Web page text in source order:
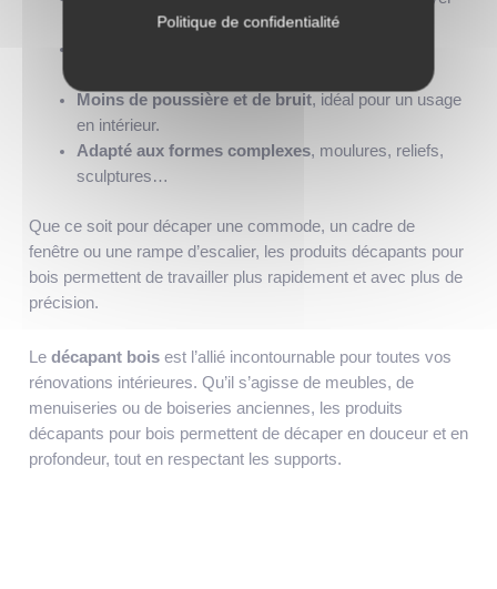
ni l’échauffer.
Moins de poussière et de bruit, idéal pour un usage
en intérieur.
Adapté aux formes complexes, moulures, reliefs,
sculptures…
Que ce soit pour décaper une commode, un cadre de
fenêtre ou une rampe d’escalier, les produits décapants pour
bois permettent de travailler plus rapidement et avec plus de
précision.
Le décapant bois est l’allié incontournable pour toutes vos
rénovations intérieures. Qu’il s’agisse de meubles, de
menuiseries ou de boiseries anciennes, les produits
décapants pour bois permettent de décaper en douceur et en
profondeur, tout en respectant les supports.
Politique de confidentialité